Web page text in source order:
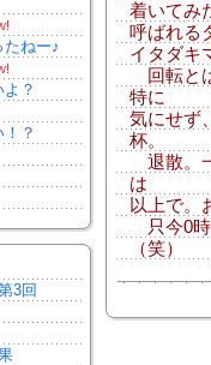
たねー♪
？
？
3回
着いてみ
呼ばれる
イタダキ
回転と
特に
気にせず
杯。
退散。
は
以上で。
只今0時
（笑）